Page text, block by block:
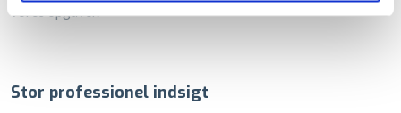
vores opgaver.
Stor professionel indsigt